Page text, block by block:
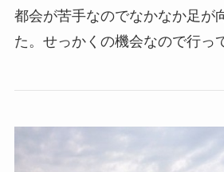
都会が苦手なのでなかなか足が
た。せっかくの機会なので行っ